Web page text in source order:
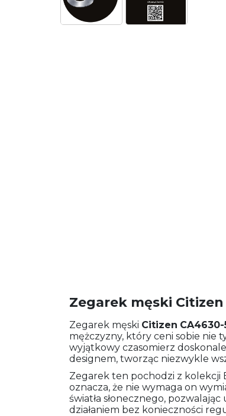
Zegarek męski Citizen
Zegarek męski Citizen CA4630-
mężczyzny, który ceni sobie nie
wyjątkowy czasomierz
designem, tworząc niezwykle
Zegarek ten pochodzi z kolekcji
oznacza, że nie wymaga on
światła słonecznego,
działaniem bez konieczności